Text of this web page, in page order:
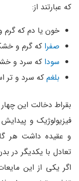
که عبارتند از:
خون یا دم که گرم
صفراکه گرم و
سوداکه سرد و
بلغمکه سرد و تر
بقراط دخالت این چهار
فیزیولوژیک و پیدایش
و عقیده داشت هر
تعادل با یکدیگر در
اگر یکی از این